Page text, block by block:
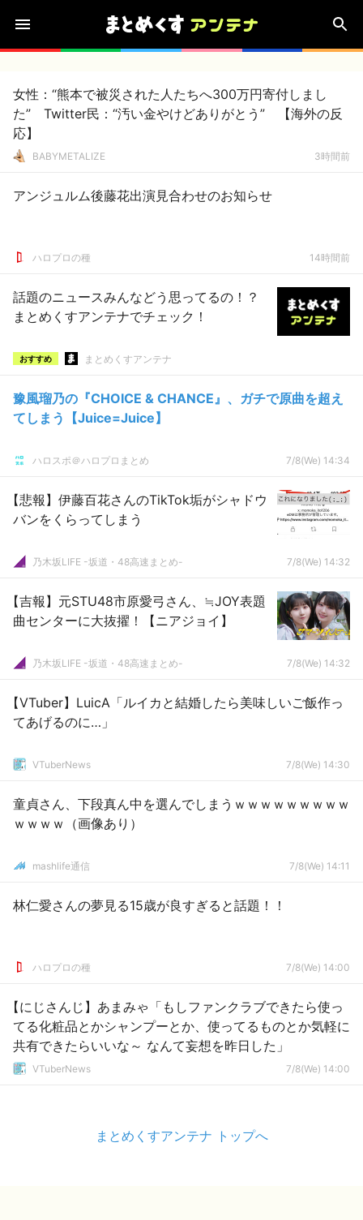
女性：“熊本で被災された人たちへ300万円寄付しまし
た” Twitter民：“汚い金やけどありがとう” 【海外の反
応】
BABYMETALIZE 3時間前
アンジュルム後藤花出演見合わせのお知らせ
ハロプロの種 14時間前
話題のニュースみんなどう思ってるの！？
まとめくすアンテナでチェック！
おすすめ まとめくすアンテナ
豫風瑠乃の『CHOICE & CHANCE』、ガチで原曲を超え
てしまう【Juice=Juice】
ハロスポ＠ハロプロまとめ 7/8(We) 14:34
【悲報】伊藤百花さんのTikTok垢がシャドウ
バンをくらってしまう
乃木坂LIFE -坂道・48高速まとめ- 7/8(We) 14:32
【吉報】元STU48市原愛弓さん、≒JOY表題
曲センターに大抜擢！【ニアジョイ】
乃木坂LIFE -坂道・48高速まとめ- 7/8(We) 14:32
【VTuber】LuicA「ルイカと結婚したら美味しいご飯作っ
てあげるのに…」
VTuberNews 7/8(We) 14:30
童貞さん、下段真ん中を選んでしまうｗｗｗｗｗｗｗｗｗ
ｗｗｗｗ（画像あり）
mashlife通信 7/8(We) 14:11
林仁愛さんの夢見る15歳が良すぎると話題！！
ハロプロの種 7/8(We) 14:00
【にじさんじ】あまみゃ「もしファンクラブできたら使っ
てる化粧品とかシャンプーとか、使ってるものとか気軽に
共有できたらいいな～ なんて妄想を昨日した」
VTuberNews 7/8(We) 14:00
まとめくすアンテナ トップへ